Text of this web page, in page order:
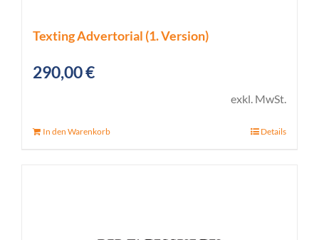
Texting Advertorial (1. Version)
290,00€
exkl. MwSt.
In den Warenkorb Details